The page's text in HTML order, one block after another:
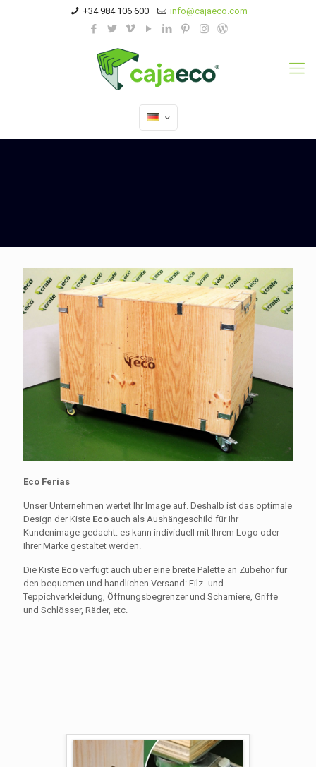
+34 984 106 600 info@cajaeco.com
Eco Ferias
Unser Unternehmen wertet Ihr Image auf. Deshalb ist das optimale
Design der Kiste Eco auch als Aushängeschild für Ihr
Kundenimage gedacht: es kann individuell mit Ihrem Logo oder
Ihrer Marke gestaltet werden.
Die Kiste Eco verfügt auch über eine breite Palette an Zubehör für
den bequemen und handlichen Versand: Filz- und
Teppichverkleidung, Öffnungsbegrenzer und Scharniere, Griffe
und Schlösser, Räder, etc.